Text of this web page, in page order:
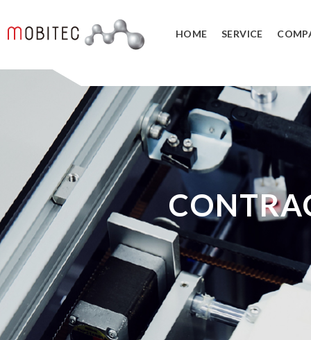
HOME SERVICE
3Dデジタルエンジニアリング事業
3Dスキャンサービス
3DCAD教育
リバースエンジニアリング
3DCADカス
３Dスキャナ販売
データ管理